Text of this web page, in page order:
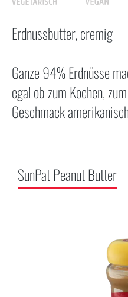
Erdnussbutter, cremig
Ganze 94% Erdnüsse
egal ob zum Kochen,
Geschmack
SunPat Peanut Butter